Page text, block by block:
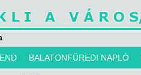
BALATONFÜREDI NAPLÓ